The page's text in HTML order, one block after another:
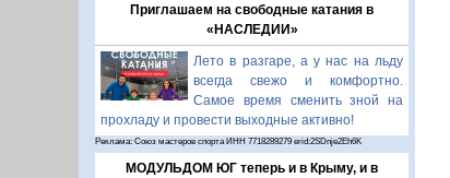
Приглашаем на свободные катания в
«НАСЛЕДИИ»
Лето в разгаре, а у нас на льду
всегда свежо и комфортно.
Самое время сменить зной на
прохладу и провести выходные активно!
Реклама: Союз мастеров спорта ИНН 7718289279 erid:2SDnje2Eh6K
МОДУЛЬДОМ ЮГ теперь и в Крыму, и в